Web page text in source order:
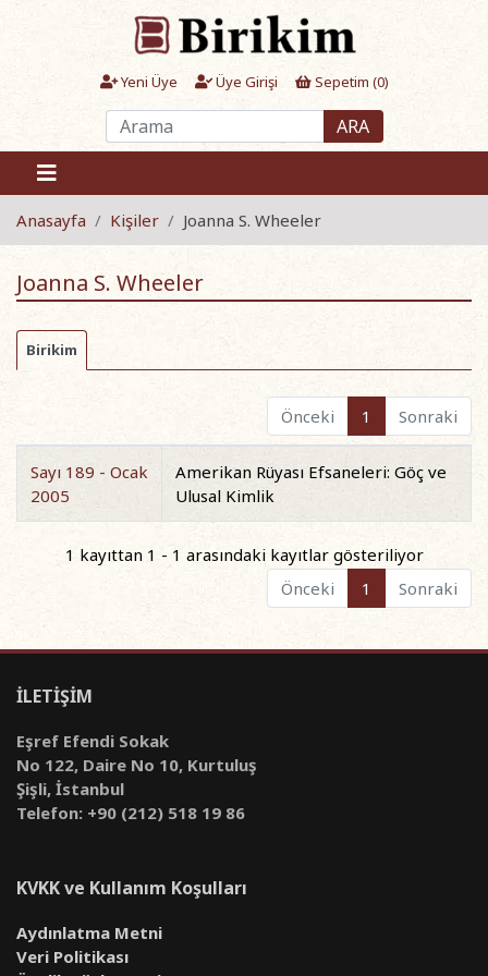
Yeni Üye Üye Girişi Sepetim (0)
ARA
Anasayfa Kişiler Joanna S. Wheeler
Joanna S. Wheeler
Birikim
Önceki 1 Sonraki
Sayı 189 - Ocak
2005
Amerikan Rüyası Efsaneleri: Göç ve
Ulusal Kimlik
1 kayıttan 1 - 1 arasındaki kayıtlar gösteriliyor
Önceki
1 Sonraki
İLETİŞİM
Eşref Efendi Sokak
No 122, Daire No 10, Kurtuluş
Şişli, İstanbul
Telefon: +90 (212) 518 19 86
KVKK ve Kullanım Koşulları
Aydınlatma Metni
Veri Politikası